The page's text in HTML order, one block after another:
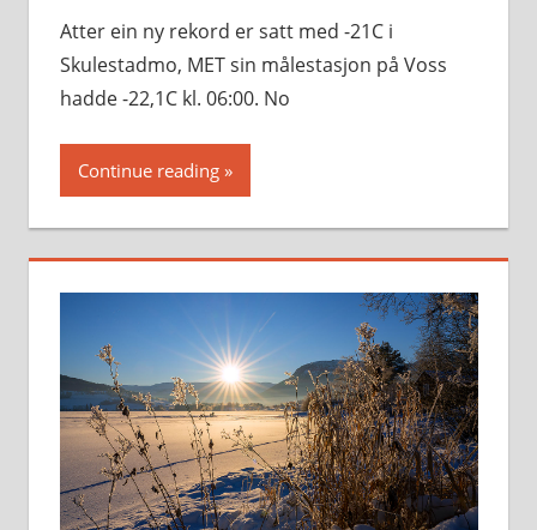
Atter ein ny rekord er satt med -21C i
Skulestadmo, MET sin målestasjon på Voss
hadde -22,1C kl. 06:00. No
Continue reading